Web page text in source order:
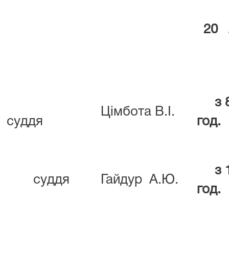
20
суддя
Цімбота В.І.
з
год.
суддя Гайдур А.Ю.
з
год.